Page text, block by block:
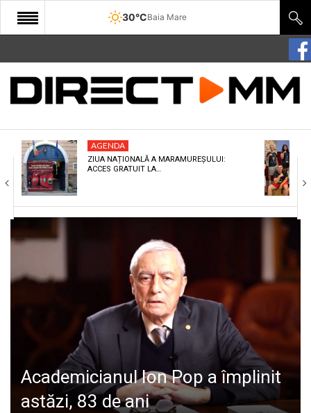
30°CBaia Mare
START
COMUNITATE
CULTURA
ECONOMIE
SANATATE
SPORT
AGENDA
ZIUA NAȚIONALĂ A MARAMUREȘULUI:
ACCES GRATUIT LA…
Academicianul Ion Pop a împlinit
astăzi, 83 de ani